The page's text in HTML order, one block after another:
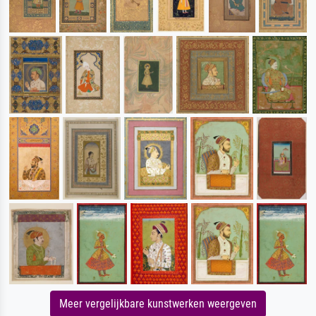
Meer vergelijkbare kunstwerken weergeven